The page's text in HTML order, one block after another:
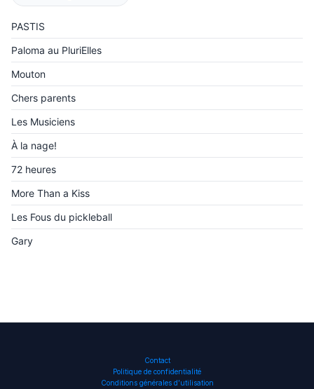
PASTIS
Paloma au PluriElles
Mouton
Chers parents
Les Musiciens
À la nage!
72 heures
More Than a Kiss
Les Fous du pickleball
Gary
Contact
Politique de confidentialité
Conditions générales d’utilisation